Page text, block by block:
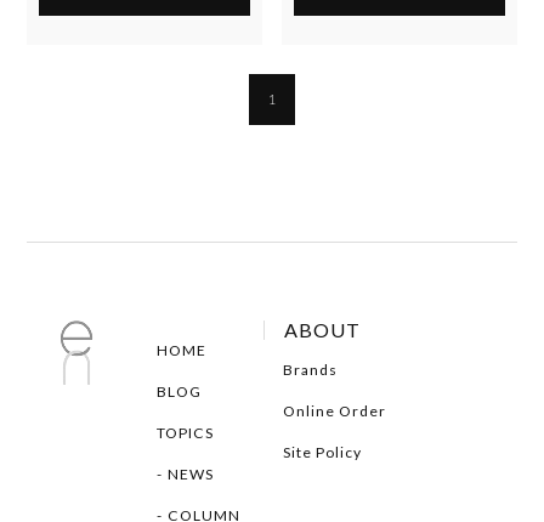
1
HOME
BLOG
TOPICS
NEWS
COLUMN
ABOUT
Brands
Online Order
Site Policy